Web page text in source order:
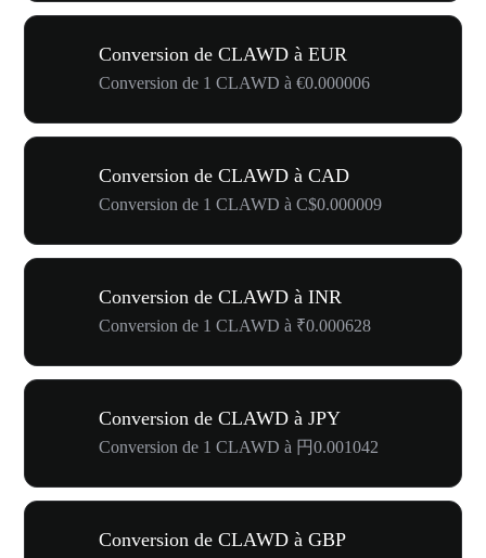
Conversion de CLAWD à EUR
Conversion de 1 CLAWD à €0.000006
Conversion de CLAWD à CAD
Conversion de 1 CLAWD à C$0.000009
Conversion de CLAWD à INR
Conversion de 1 CLAWD à ₹0.000628
Conversion de CLAWD à JPY
Conversion de 1 CLAWD à 円0.001042
Conversion de CLAWD à GBP